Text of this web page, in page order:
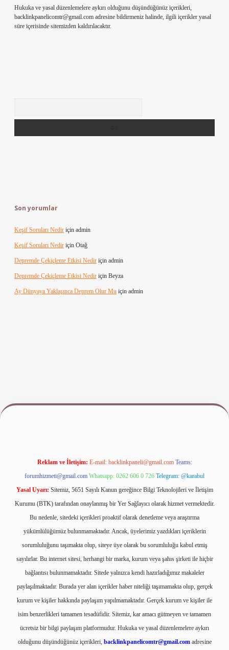
Hukuka ve yasal düzenlemelere aykırı olduğunu düşündüğünüz içerikleri,
backlinkpanelicomtr@gmail.com adresine bildirmeniz halinde, ilgili içerikler yasal
süre içerisinde sitemizden kaldırılacaktır.
Son yorumlar
Keşif Soruları Nedir için admin
Keşif Soruları Nedir için Otağ
Depremde Çekiçleme Etkisi Nedir için admin
Depremde Çekiçleme Etkisi Nedir için Beyza
Ay Dünyaya Yaklaşınca Deprem Olur Mu için admin
girişwww.betexper.xyz/
Reklam ve İletişim: E-mail: backlinkpaneli@gmail.com Teams:
forumhizmeti@gmail.com Whatsapp: 0262 606 0 726 Telegram: @karabul
Yasal Uyarı: Sitemiz, 5651 Sayılı Kanun gereğince Bilgi Teknolojileri ve İletişim
Kurumu (BTK) tarafından onaylanmış bir Yer Sağlayıcı olarak hizmet vermektedir.
Bu nedenle, sitedeki içerikleri proaktif olarak denetleme veya araştırma
yükümlülüğümüz bulunmamaktadır. Ancak, üyelerimiz yazdıkları içeriklerin
sorumluluğunu taşımakta olup, siteye üye olarak bu sorumluluğu kabul etmiş
sayılırlar. Bu internet sitesi, herhangi bir marka, kurum veya şahıs şirketi ile hiçbir
bağlantısı bulunmamaktadır. Sitede yalnızca kendi hazırladığımız makaleler
paylaşılmaktadır. Burada yer alan içerikler haber niteliği taşımamakta olup, gerçek
kurum ve kişiler hakkında paylaşım yapılmamaktadır. Gerçek kurum ve kişiler ile
isim benzerlikleri tamamen tesadüfidir. Sitemiz, kar amacı gütmeyen ve tamamen
ücretsiz bir bilgi paylaşım platformudur. Hukuka ve yasal düzenlemelere aykırı
olduğunu düşündüğünüz içerikleri, backlinkpanelicomtr@gmail.comadresine